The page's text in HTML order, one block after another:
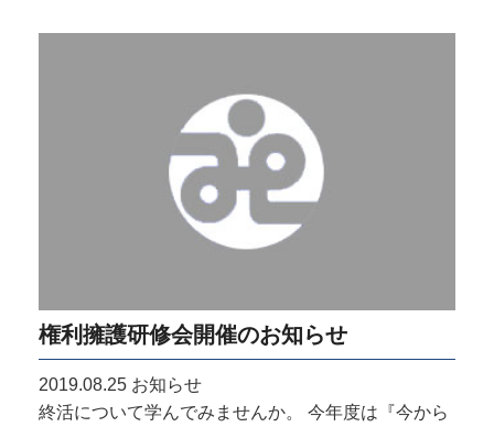
権利擁護研修会開催のお知らせ
2019.08.25 お知らせ
終活について学んでみませんか。 今年度は『今から